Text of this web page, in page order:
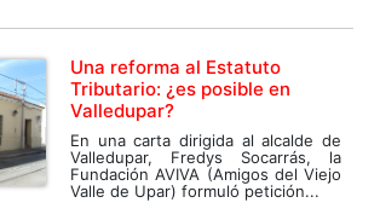
Una reforma al Estatuto
Tributario: ¿es posible en
Valledupar?
En una carta dirigida al alcalde de
Valledupar, Fredys Socarrás, la
Fundación AVIVA (Amigos del Viejo
Valle de Upar) formuló petición...